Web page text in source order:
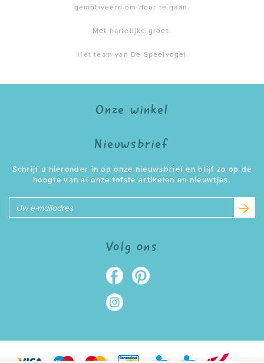
gemotiveerd om door te gaan.
Met hartelijke groet,
Het team van De Speelvogel
Onze winkel
Nieuwsbrief
Schrijf u hieronder in op onze nieuwsbrief en blijf zo op de
hoogte van al onze tofste artikelen en nieuwtjes.
Volg ons